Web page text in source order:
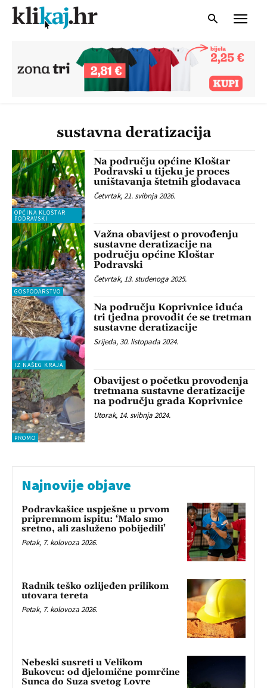
sustavna deratizacija
OPĆINA KLOŠTAR
PODRAVSKI
Na području općine Kloštar
Podravski u tijeku je proces
uništavanja štetnih glodavaca
Četvrtak, 21. svibnja 2026.
GOSPODARSTVO
Važna obavijest o provođenju
sustavne deratizacije na
području općine Kloštar
Podravski
Četvrtak, 13. studenoga 2025.
IZ NAŠEG KRAJA
Na području Koprivnice iduća
tri tjedna provodit će se tretman
sustavne deratizacije
Srijeda, 30. listopada 2024.
PROMO
Obavijest o početku provođenja
tretmana sustavne deratizacije
na području grada Koprivnice
Utorak, 14. svibnja 2024.
Najnovije objave
Podravkašice uspješne u prvom
pripremnom ispitu: ‘Malo smo
sretno, ali zasluženo pobijedili’
Petak, 7. kolovoza 2026.
Radnik teško ozlijeđen prilikom
utovara tereta
Petak, 7. kolovoza 2026.
Nebeski susreti u Velikom
Bukovcu: od djelomične pomrčine
Sunca do Suza svetog Lovre